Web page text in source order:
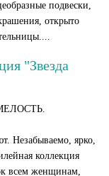
подвески,
открыто
"Звезда
Незабываемо, ярко,
коллекция
всем женщинам,